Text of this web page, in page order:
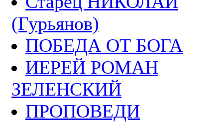
(Гурьянов)
ПОБЕДА ОТ БОГА
ИЕРЕЙ РОМАН
ЗЕЛЕНСКИЙ
ПРОПОВЕДИ